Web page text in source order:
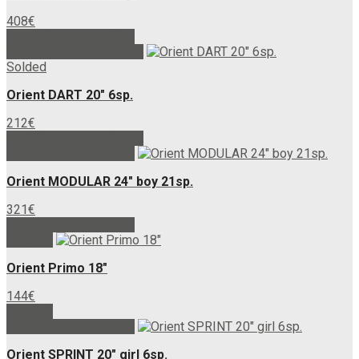
προϊόντος
στη
του
408€
Solded
Orient DART 20″ 6sp.
212€
Orient MODULAR 24″ boy 21sp.
321€
Αυτό
προϊόν
παραλλαγές.
Οι
επιλογές
Orient Primo 18″
144€
Orient SPRINT 20″ girl 6sp.